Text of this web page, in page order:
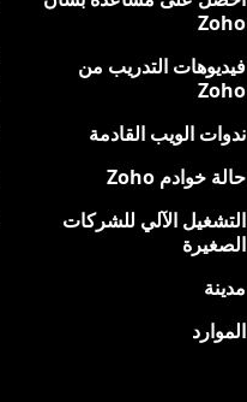
Zoho
فيديوهات التدريب من
Zoho
ندوات الويب القادمة
حالة خوادم Zoho
التشغيل الآلي للشركات
الصغيرة
مدينة
الموارد